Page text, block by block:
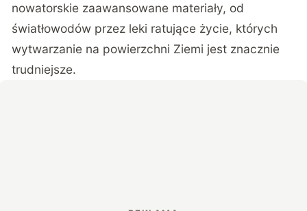
nowatorskie zaawansowane materiały, od
światłowodów przez leki ratujące życie, których
wytwarzanie na powierzchni Ziemi jest znacznie
trudniejsze.